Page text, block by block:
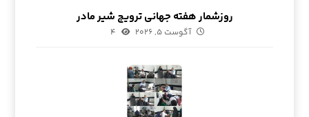
روزشمار هفته جهانی ترویج شیر مادر
آگوست ۵, ۲۰۲۶ ۴